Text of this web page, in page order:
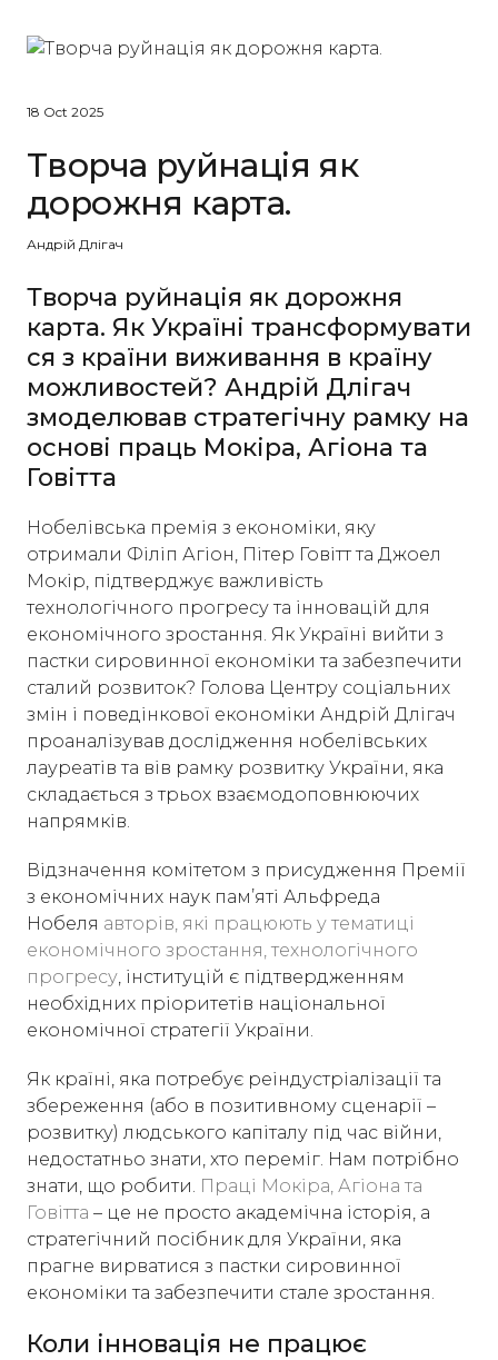
18 Oct 2025
Творча руйнація як
дорожня карта.
Андрій Длігач
Творча руйнація як дорожня
карта. Як Україні трансформувати
ся з країни виживання в країну
можливостей? Андрій Длігач
змоделював стратегічну рамку на
основі праць Мокіра, Агіона та
Говітта
Нобелівська премія з економіки, яку
отримали Філіп Агіон, Пітер Говітт та Джоел
Мокір, підтверджує важливість
технологічного прогресу та інновацій для
економічного зростання. Як Україні вийти з
пастки сировинної економіки та забезпечити
сталий розвиток? Голова Центру соціальних
змін і поведінкової економіки Андрій Длігач
проаналізував дослідження нобелівських
лауреатів та вів рамку розвитку України, яка
складається з трьох взаємодоповнюючих
напрямків.
Відзначення комітетом з присудження Премії
з економічних наук пам’яті Альфреда
Нобеля авторів, які працюють у тематиці
економічного зростання, технологічного
прогресу, інституцій є підтвердженням
необхідних пріоритетів національної
економічної стратегії України.
Як країні, яка потребує реіндустріалізації та
збереження (або в позитивному сценарії –
розвитку) людського капіталу під час війни,
недостатньо знати, хто переміг. Нам потрібно
знати, що робити. Праці Мокіра, Агіона та
Говітта – це не просто академічна історія, а
стратегічний посібник для України, яка
прагне вирватися з пастки сировинної
економіки та забезпечити стале зростання.
Коли інновація не працює